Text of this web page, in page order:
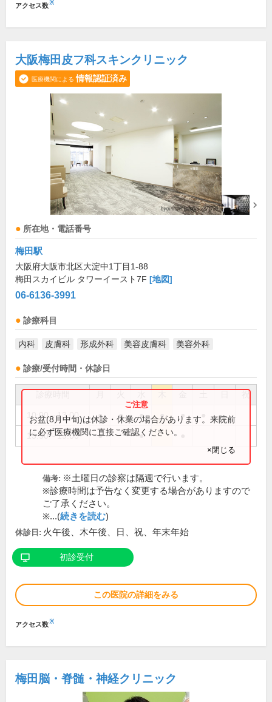
アクセス数※
大阪梅田皮フ科スキンクリニック
医療機関による 情報認証済み
所在地・電話番号
梅田駅
大阪府大阪市北区大淀中1丁目1-88
梅田スカイビル タワーイースト7F [地図]
06-6136-3991
診療科目
内科 皮膚科 形成外科 美容皮膚科 美容外科
診療/受付時間・休診日
祝
10:00～13:00 ● ● ● ● ●
15:30～19:00 ● ●
お盆(8月中旬)は休診・休業の場合があります。来院前
に必ず医療機関に直接ご確認ください。
×閉じる
備考: ※土曜日の診察は隔週で行います。
※診療時間は予告なく変更する場合がありますので
ご了承ください。
※...(続きを読む)
休診日: 火午後、木午後、日、祝、年末年始
初診受付
この医院の詳細をみる
アクセス数※
梅田脳・脊髄・神経クリニック